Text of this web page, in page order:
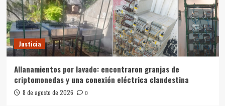
Justicia
Allanamientos por lavado: encontraron granjas de
criptomonedas y una conexión eléctrica clandestina
8 de agosto de 2026 0